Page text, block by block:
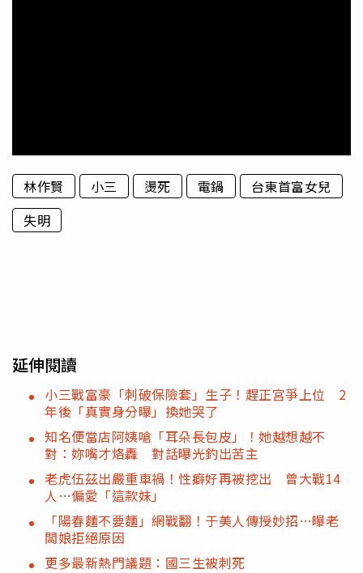
林作賢 小三 燙死 電鍋
台東首富女兒
失明
延伸閱讀
小三戰富豪「刺破保險套」生子！趕正宮爭上位 2
年後「真實身分曝」換她哭了
知名便當店阿姨嗆「耳朵長包皮」！她越想越不
對：妳嘴才烙轟 對話曝光釣出苦主
老虎伍茲出嚴重車禍！性癖好再被挖出 曾大戰14
人…偏愛「這款妹」
「陽春麵不要麵」網戰翻！于美人傳授妙招…曝老
闆娘拒絕原因
更多最新熱門議題：國三生被刺死